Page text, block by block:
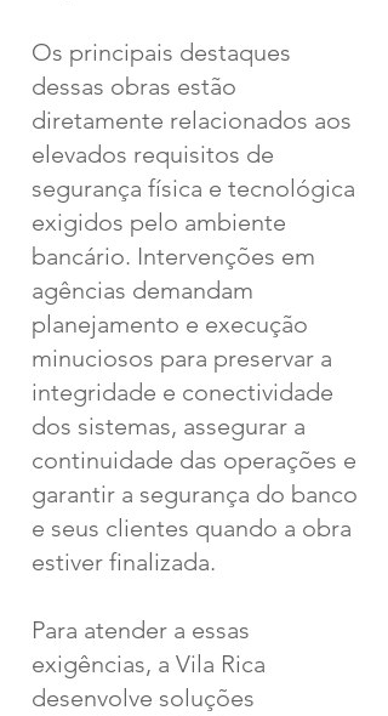
Os principais destaques
dessas obras estão
diretamente relacionados aos
elevados requisitos de
segurança física e tecnológica
exigidos pelo ambiente
bancário. Intervenções em
agências demandam
planejamento e execução
minuciosos para preservar a
integridade e conectividade
dos sistemas, assegurar a
continuidade das operações e
garantir a segurança do banco
e seus clientes quando a obra
estiver finalizada.
Para atender a essas
exigências, a Vila Rica
desenvolve soluções